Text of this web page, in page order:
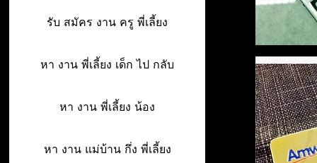
รับ สมัคร งาน ครู พี่เลี้ยง
หา งาน พี่เลี้ยง เด็ก ไป กลับ
หา งาน พี่เลี้ยง น้อง
หา งาน แม่บ้าน กึ่ง พี่เลี้ยง